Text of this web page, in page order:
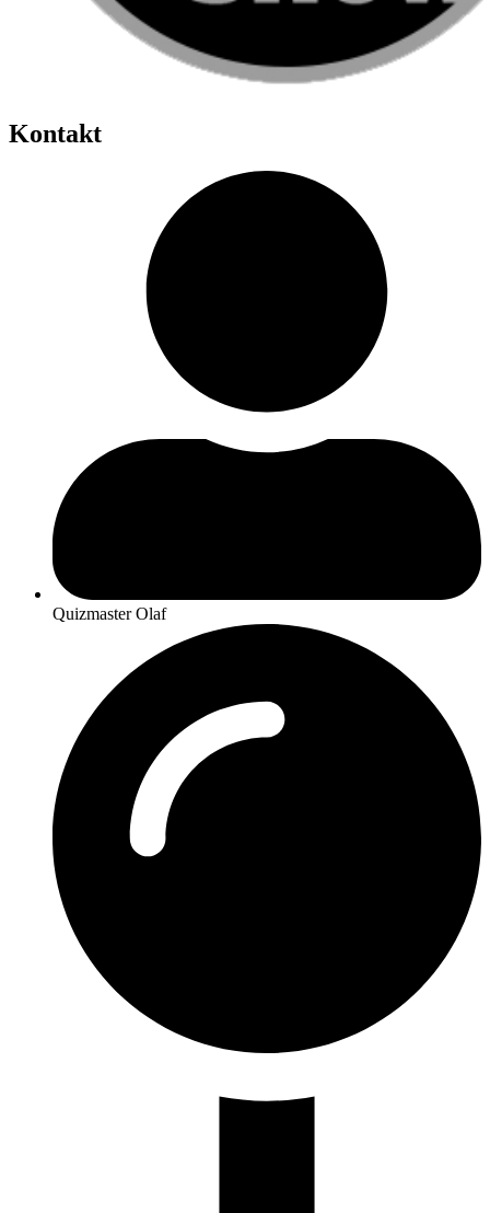
Kontakt
Quizmaster Olaf